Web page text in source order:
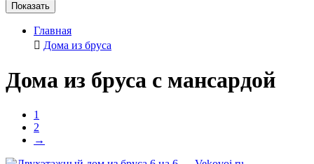
Показать
Главная
Дома из бруса
Дома из бруса с мансардой
1
2
→